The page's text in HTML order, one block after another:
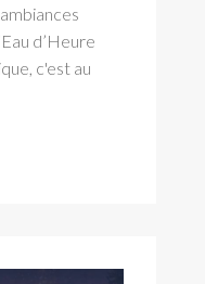
d’Heure
c'est au